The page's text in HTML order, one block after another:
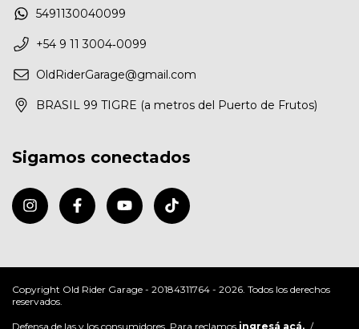
5491130040099
‪+54 9 11 3004‑0099‬
OldRiderGarage@gmail.com
BRASIL 99 TIGRE (a metros del Puerto de Frutos)
Sigamos conectados
Copyright Old Rider Garage - 20184311764 - 2026. Todos los derechos
reservados.
Defensa de las y los consumidores. Para reclamos ingresá acá. /